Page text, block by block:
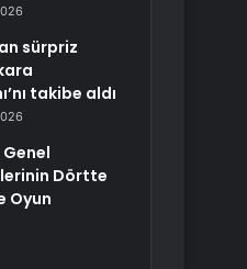
sürpriz
takibe aldı
Genel
Dörtte
Oyun